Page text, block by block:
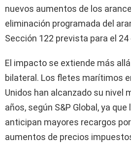
nuevos aumentos de los
eliminación programada del
Sección 122 prevista para el 24
El impacto se extiende más
bilateral. Los fletes marítimos
Unidos han alcanzado su nivel
años, según S&P Global, ya
anticipan mayores recargos
aumentos de precios